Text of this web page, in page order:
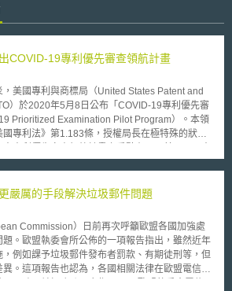
COVID-19專利優先審查領航計畫
國專利與商標局（United States Patent and
）於2020年5月8日公布「COVID-19專利優先審
Prioritized Examination Pilot Program）。本領
專利法》第1.183條，授權局長在極特殊的狀況
用，本計畫針對小型或微型機構給予免費優待。
最終處置包含：寄出核准領證通知（the mailing
審查（the filing of an RCE）、放棄申請
）、提出上訴通知（the filing of a
力不亞於大企業，固有必要在對抗大型全球流行
，美國專利與商標局政策上給予小型或微型機構
嚴厲的手段解決垃圾郵件問題
Commission）日前再次呼籲歐盟各國加強處
。歐盟執委會所公佈的一項報告指出，雖然近年
例如課予垃圾郵件發布者罰款、有期徒刑等，但
。這項報告也認為，各國相關法律在歐盟電信法